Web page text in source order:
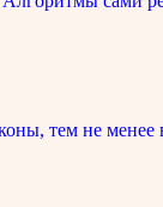
тем не